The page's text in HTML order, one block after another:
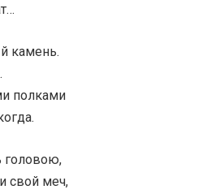
камень.
полками
головою,
свой меч,